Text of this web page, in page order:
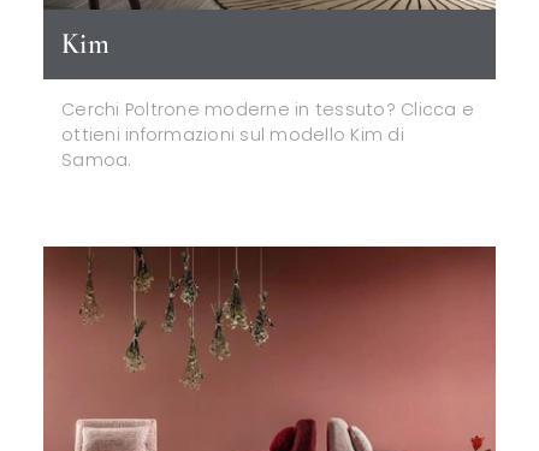
Kim
Cerchi Poltrone moderne in tessuto? Clicca e
ottieni informazioni sul modello Kim di
Samoa.